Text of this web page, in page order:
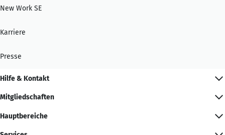
New Work SE
Karriere
Presse
Hilfe & Kontakt
Mitgliedschaften
Hauptbereiche